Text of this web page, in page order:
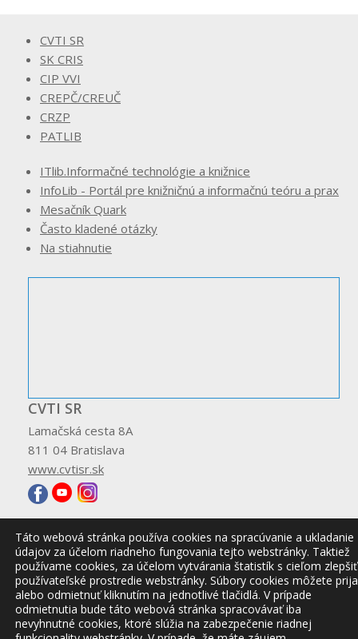
CVTI SR
SK CRIS
CIP VVI
CREPČ/CREUČ
CRZP
PATLIB
ITlib.Informačné technológie a knižnice
InfoLib - Portál pre knižničnú a informačnú teóru a prax
Mesačník Quark
Často kladené otázky
Na stiahnutie
CVTI SR
Lamačská cesta 8A
811 04 Bratislava
www.cvtisr.sk
© 2026 CVTI SR
Táto webová stránka používa cookies na spracúvanie a ukladanie
údajov za účelom riadneho fungovania tejto webstránky. Taktiež
používame cookies, za účelom vytvárania štatistík s cieľom zlepšiť
používateľské prostredie webstránky. Súbory cookies môžete
alebo odmietnuť kliknutím na jednotlivé tlačidlá. V prípade
odmietnutia bude táto webová stránka spracovávať iba
nevyhnutné cookies, ktoré slúžia na zabezpečenie riadnej